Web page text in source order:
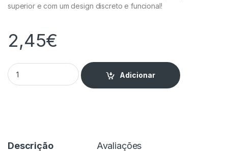
superior e com um design discreto e funcional!
2,45€
Cabo TV Macho 90º / TV Fêmea 90º 1,5 metros com Filtro -
Adicionar
Descrição Avaliações